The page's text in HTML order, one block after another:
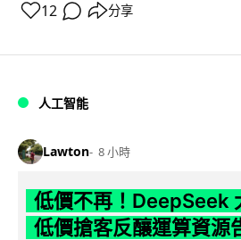
12 分享
人工智能
Lawton 8 小時
低價不再！DeepSeek
低價搶客反釀運算資源